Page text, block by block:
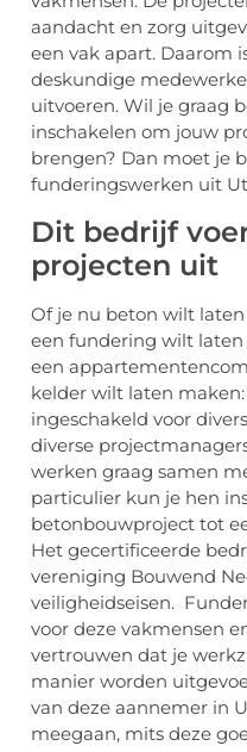
aandacht en zorg
een vak apart. Daarom
deskundige
uitvoeren. Wil je graag
inschakelen om jouw
brengen? Dan moet je
funderingswerken uit
Dit bedrijf
projecten uit
Of je nu beton wilt
een fundering wilt
een
kelder wilt laten
ingeschakeld voor
diverse
werken graag samen
particulier kun je hen
betonbouwproject tot
Het gecertificeerde
vereniging Bouwend
veiligheidseisen.
voor deze vakmensen
vertrouwen dat je
manier worden
van deze aannemer in
meegaan, mits deze